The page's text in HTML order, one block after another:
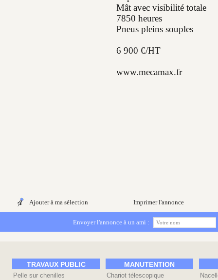
Mât avec visibilité totale
7850 heures
Pneus pleins souples
6 900 €/HT
www.mecamax.fr
Ajouter à ma sélection Imprimer l'annonce
Envoyer l'annonce à un ami :
TRAVAUX PUBLIC
Pelle sur chenilles
MANUTENTION
Chariot télescopique